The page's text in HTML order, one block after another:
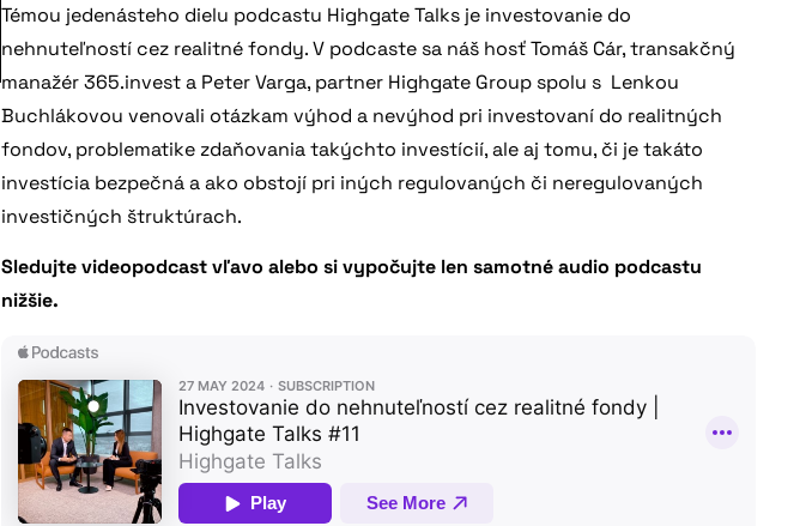
Témou jedenásteho dielu podcastu Highgate Talks je investovanie do
nehnuteľností cez realitné fondy. V podcaste sa náš hosť Tomáš Cár, transakčný
manažér 365.invest a Peter Varga, partner Highgate Group spolu s Lenkou
Buchlákovou venovali otázkam výhod a nevýhod pri investovaní do realitných
fondov, problematike zdaňovania takýchto investícií, ale aj tomu, či je takáto
investícia bezpečná a ako obstojí pri iných regulovaných či neregulovaných
investičných štruktúrach.
Sledujte videopodcast vľavo alebo si vypočujte len samotné audio podcastu
nižšie.